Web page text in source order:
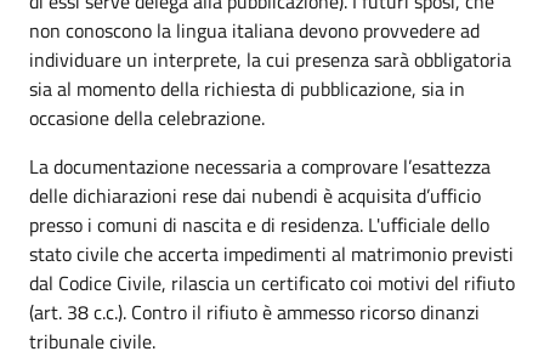
non conoscono la lingua italiana devono provvedere ad
individuare un interprete, la cui presenza sarà obbligatoria
sia al momento della richiesta di pubblicazione, sia in
occasione della celebrazione.
La documentazione necessaria a comprovare l’esattezza
delle dichiarazioni rese dai nubendi è acquisita d’ufficio
presso i comuni di nascita e di residenza. L'ufficiale dello
stato civile che accerta impedimenti al matrimonio previsti
dal Codice Civile, rilascia un certificato coi motivi del rifiuto
(art. 38 c.c.). Contro il rifiuto è ammesso ricorso dinanzi
tribunale civile.